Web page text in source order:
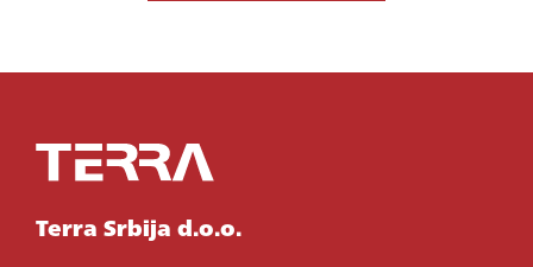
Terra Srbija d.o.o.